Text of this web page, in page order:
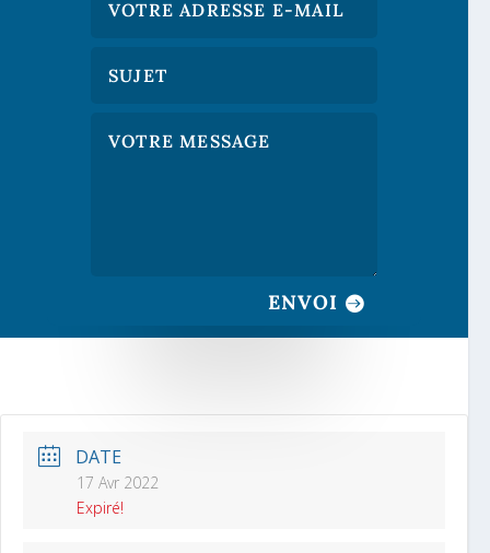
ENVOI
DATE
17 Avr 2022
Expiré!